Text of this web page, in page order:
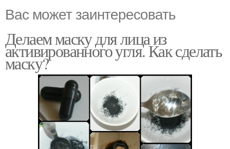
Вас может заинтересовать
Делаем маску для лица из
активированного угля. Как сделать
маску?